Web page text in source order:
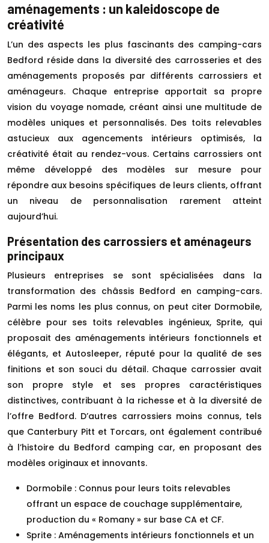
aménagements : un kaleidoscope de
créativité
L’un des aspects les plus fascinants des camping-cars
Bedford réside dans la diversité des carrosseries et des
aménagements proposés par différents carrossiers et
aménageurs. Chaque entreprise apportait sa propre
vision du voyage nomade, créant ainsi une multitude de
modèles uniques et personnalisés. Des toits relevables
astucieux aux agencements intérieurs optimisés, la
créativité était au rendez-vous. Certains carrossiers ont
même développé des modèles sur mesure pour
répondre aux besoins spécifiques de leurs clients, offrant
un niveau de personnalisation rarement atteint
aujourd’hui.
Présentation des carrossiers et aménageurs
principaux
Plusieurs entreprises se sont spécialisées dans la
transformation des châssis Bedford en camping-cars.
Parmi les noms les plus connus, on peut citer Dormobile,
célèbre pour ses toits relevables ingénieux, Sprite, qui
proposait des aménagements intérieurs fonctionnels et
élégants, et Autosleeper, réputé pour la qualité de ses
finitions et son souci du détail. Chaque carrossier avait
son propre style et ses propres caractéristiques
distinctives, contribuant à la richesse et à la diversité de
l’offre Bedford. D’autres carrossiers moins connus, tels
que Canterbury Pitt et Torcars, ont également contribué
à l’histoire du Bedford camping car, en proposant des
modèles originaux et innovants.
Dormobile : Connus pour leurs toits relevables
offrant un espace de couchage supplémentaire,
production du « Romany » sur base CA et CF.
Sprite : Aménagements intérieurs fonctionnels et un